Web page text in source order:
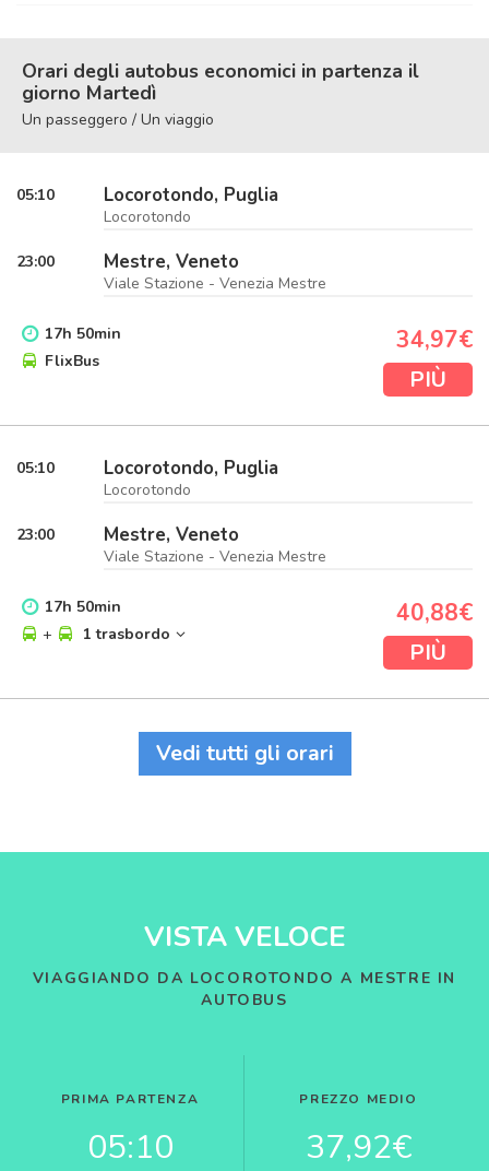
Orari degli autobus economici in partenza il
giorno Martedì
Un passeggero / Un viaggio
05:10 Locorotondo, Puglia
Locorotondo
23:00 Mestre, Veneto
Viale Stazione - Venezia Mestre
17h 50min
FlixBus
34,97€
PIÙ
05:10 Locorotondo, Puglia
Locorotondo
23:00 Mestre, Veneto
Viale Stazione - Venezia Mestre
17h 50min
+
1 trasbordo
40,88€
PIÙ
Vedi tutti gli orari
VISTA VELOCE
VIAGGIANDO DA LOCOROTONDO A MESTRE IN
AUTOBUS
PRIMA PARTENZA
05:10
PREZZO MEDIO
37,92€